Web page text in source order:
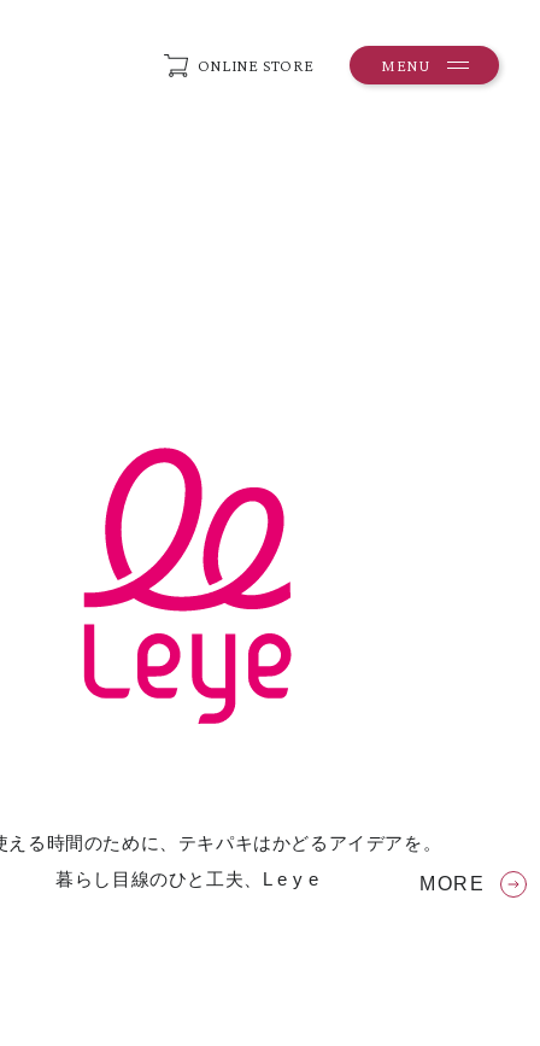
ONLINE STORE MENU
える時間のために、テキパキはかどるアイデアを。
暮らし目線のひと工夫、L e y e
MORE